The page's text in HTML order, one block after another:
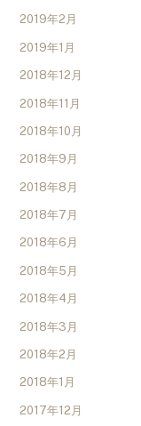
2019年2月
2019年1月
2018年12月
2018年11月
2018年10月
2018年9月
2018年8月
2018年7月
2018年6月
2018年5月
2018年4月
2018年3月
2018年2月
2018年1月
2017年12月